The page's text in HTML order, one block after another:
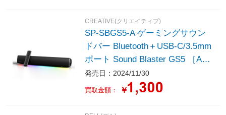
CREATIVE(クリエイティブ)
SP-SBGS5-A ゲーミングサウン
ドバー Bluetooth＋USB-C/3.5mm
ポート Sound Blaster GS5 ［AC
電源］
発売日：2024/11/30
買取金額： ￥